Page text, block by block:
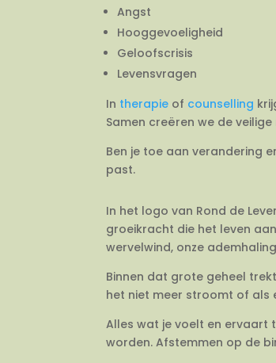
Angst
Hooggevoeligheid
Geloofscrisis
Levensvragen
In therapie of counselling
Samen creëren we de
Ben je toe aan verandering
past.
In het logo van Rond de
groeikracht die het leven
wervelwind, onze
Binnen dat grote geheel
het niet meer stroomt of als
Alles wat je voelt en ervaart
worden. Afstemmen op de